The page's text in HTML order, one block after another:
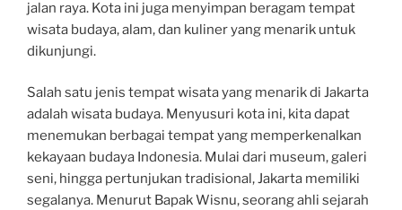
jalan raya. Kota ini juga menyimpan beragam tempat
wisata budaya, alam, dan kuliner yang menarik untuk
dikunjungi.
Salah satu jenis tempat wisata yang menarik di Jakarta
adalah wisata budaya. Menyusuri kota ini, kita dapat
menemukan berbagai tempat yang memperkenalkan
kekayaan budaya Indonesia. Mulai dari museum, galeri
seni, hingga pertunjukan tradisional, Jakarta memiliki
segalanya. Menurut Bapak Wisnu, seorang ahli sejarah